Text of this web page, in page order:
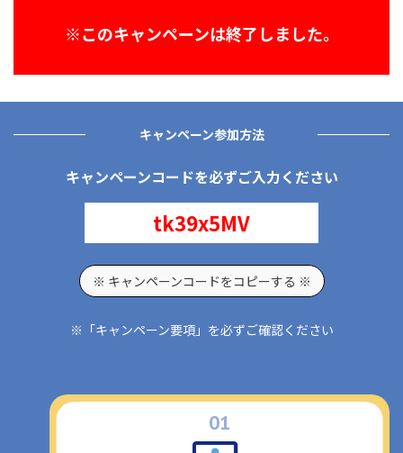
※このキャンペーンは終了しました。
キャンペーン参加方法
キャンペーンコードを必ずご入力ください
tk39x5MV
※ キャンペーンコードをコピーする ※
※「キャンペーン要項」を必ずご確認ください
1